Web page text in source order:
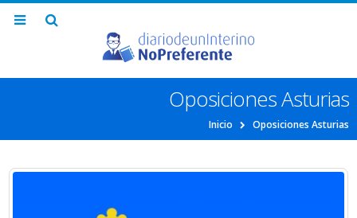
Oposiciones Asturias
Inicio Oposiciones Asturias